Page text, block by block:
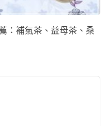
補氣茶、益母茶、桑